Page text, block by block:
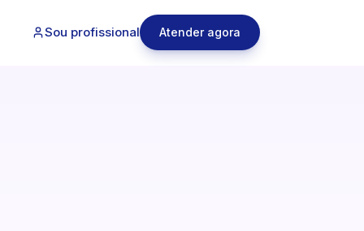
Sou profissional Atender agora